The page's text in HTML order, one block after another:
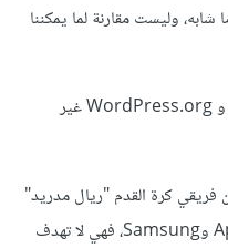
وليست مقارنة لما يمكننا
المقارنة ستكون بين منصة بلوجر و WordPress.org غير
فريقي كرة القدم "ريال مدريد"
و"برشلونة" أو بين شركتي Apple وSamsung، فهي لا تهدف